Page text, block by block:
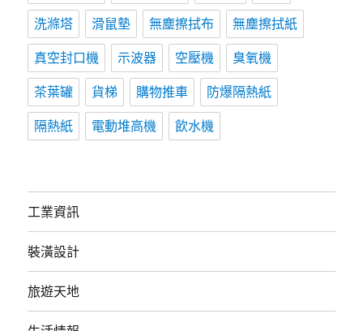
洗滌塔 滑鼠墊 無塵擦拭布 無塵擦拭紙
真空封口機 示波器 空壓機 臭氧機
茶葉罐 貨梯 購物推車 防爆隔熱紙
隔熱紙 電動堆高機 飲水機
工業資訊
裝潢設計
旅遊天地